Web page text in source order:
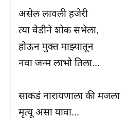
असेल लावली हजेरी
त्या वेडीने शोक सभेला,
होऊन मुक्त माझ्यातून
नवा जन्म लाभो तिला...
साकडं नारायणाला की मजला
मृत्यू असा यावा...